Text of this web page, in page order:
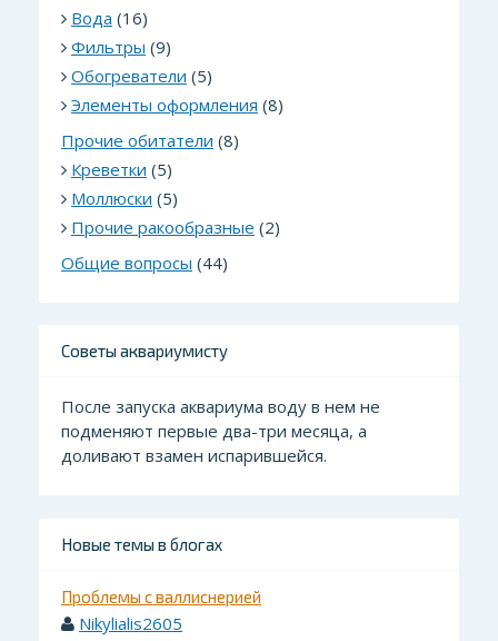
Вода (16)
Фильтры (9)
Обогреватели (5)
Элементы оформления (8)
Прочие обитатели (8)
Креветки (5)
Моллюски (5)
Прочие ракообразные (2)
Общие вопросы (44)
Советы аквариумисту
После запуска аквариума воду в нем не
подменяют первые два-три месяца, а
доливают взамен испарившейся.
Новые темы в блогах
Проблемы с валлиснерией
Nikylialis2605